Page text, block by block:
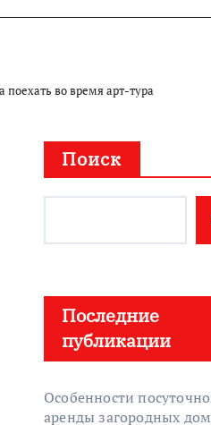
во время арт-тура
Поиск
Последние
публикации
Особенности
аренды загородных